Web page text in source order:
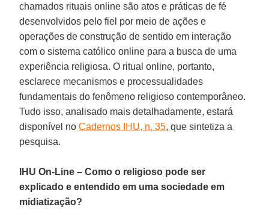
chamados rituais online são atos e práticas de fé
desenvolvidos pelo fiel por meio de ações e
operações de construção de sentido em interação
com o sistema católico online para a busca de uma
experiência religiosa. O ritual online, portanto,
esclarece mecanismos e processualidades
fundamentais do fenômeno religioso contemporâneo.
Tudo isso, analisado mais detalhadamente, estará
disponível noCadernos IHU, n. 35, que sintetiza a
pesquisa.
IHU On-Line – Como o religioso pode ser
explicado e entendido em uma sociedade em
midiatização?